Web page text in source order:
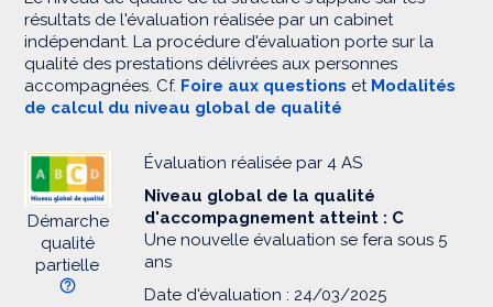
résultats de l'évaluation réalisée par un cabinet
indépendant. La procédure d'évaluation porte sur la
qualité des prestations délivrées aux personnes
accompagnées. Cf. Foire aux questions et Modalités
de calcul du niveau global de qualité
Démarche
qualité
partielle
Évaluation réalisée par 4 AS
Niveau global de la qualité
d'accompagnement atteint : C
Une nouvelle évaluation se fera sous 5
ans
Date d'évaluation : 24/03/2025